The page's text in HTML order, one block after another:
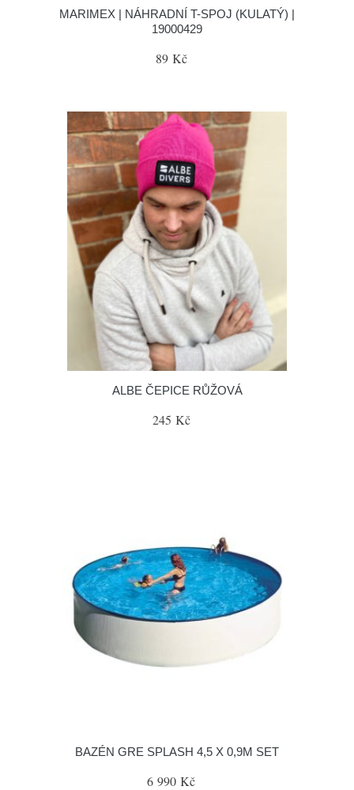
MARIMEX | NÁHRADNÍ T-SPOJ (KULATÝ) |
19000429
89 Kč
ALBE ČEPICE RŮŽOVÁ
245 Kč
BAZÉN GRE SPLASH 4,5 X 0,9M SET
6 990 Kč